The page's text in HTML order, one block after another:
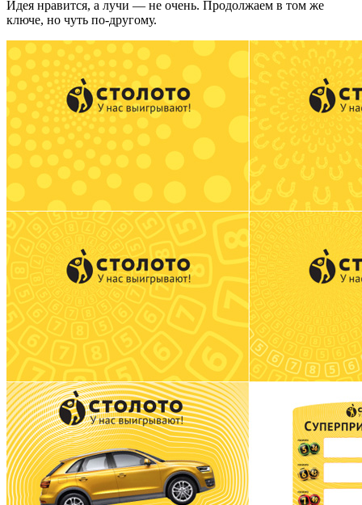
Идея нравится, а лучи — не очень. Продолжаем в том же
ключе, но чуть по-другому.